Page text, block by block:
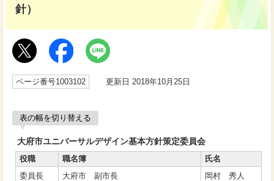
針）
ページ番号1003102 更新日 2018年10月25日
表の幅を切り替える
大府市ユニバーサルデザイン基本方針策定委員会
役職
職名簿
氏名
委員長
大府市 副市長
岡村 秀人